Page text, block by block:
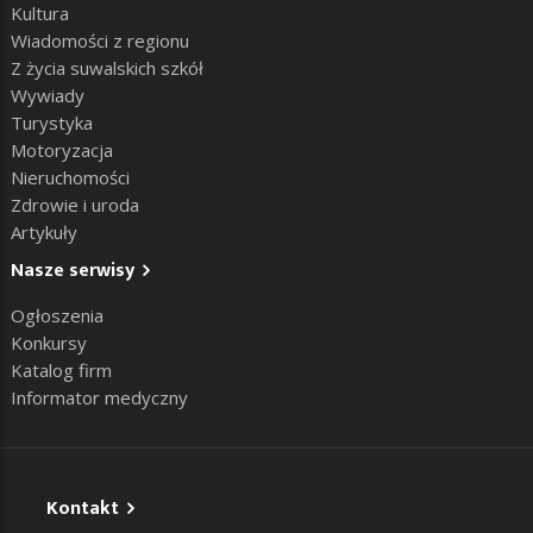
Kultura
Wiadomości z regionu
Z życia suwalskich szkół
Wywiady
Turystyka
Motoryzacja
Nieruchomości
Zdrowie i uroda
Artykuły
Nasze serwisy
Ogłoszenia
Konkursy
Katalog firm
Informator medyczny
Kontakt